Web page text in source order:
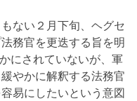
ない２月下旬、ヘグセ
務官を更迭する旨を明
にされていないが、軍
やかに解釈する法務官
易にしたいという意図